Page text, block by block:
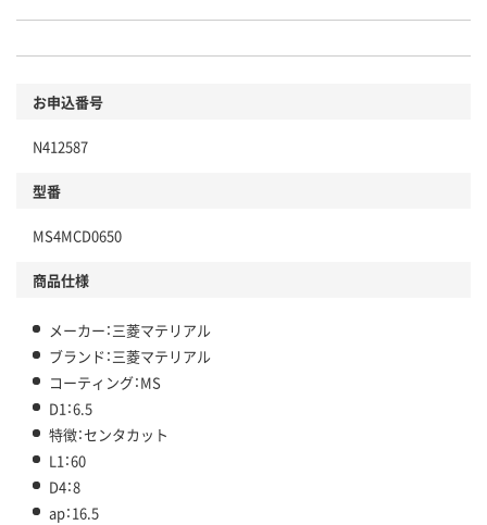
お申込番号
N412587
型番
MS4MCD0650
商品仕様
メーカー：三菱マテリアル
ブランド：三菱マテリアル
コーティング：MS
D1：6.5
特徴：センタカット
L1：60
D4：8
ap：16.5